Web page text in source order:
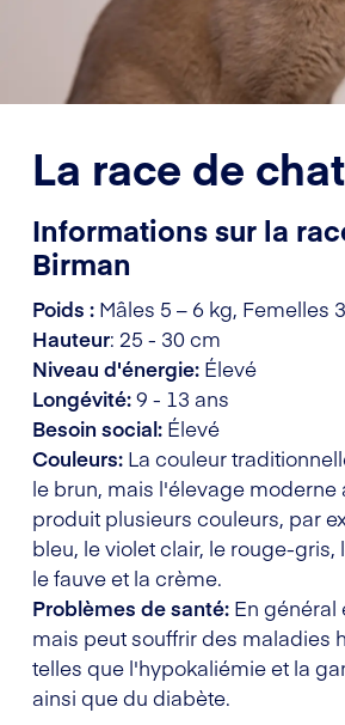
La race de
Informations sur la
Birman
Poids : Mâles 5 – 6 kg, Femelles
Hauteur: 25 - 30 cm
Niveau d'énergie: Élevé
Longévité:9 - 13 ans
Besoin social: Élevé
Couleurs: La couleur
le brun, mais l'élevage moderne
produit plusieurs couleurs, par
bleu, le violet clair, le rouge-
le fauve et la crème.
Problèmes de santé: En général
mais peut souffrir des maladies
telles que l'hypokaliémie et la
ainsi que du diabète.